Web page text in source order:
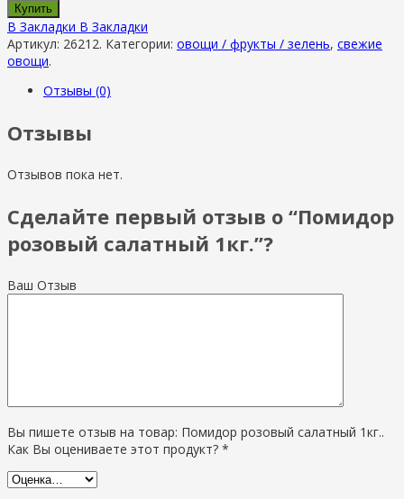
Купить
В Закладки В Закладки
Артикул: 26212. Категории: овощи / фрукты / зелень, свежие
овощи.
Отзывы (0)
Отзывы
Отзывов пока нет.
Сделайте первый отзыв о “Помидор
розовый салатный 1кг.”?
Ваш Отзыв
Вы пишете отзыв на товар: Помидор розовый салатный 1кг..
Как Вы оцениваете этот продукт? *